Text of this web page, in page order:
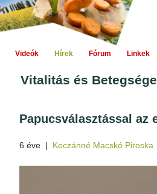
Videók Hírek Fórum Linkek
Vitalitás és
Papucsválasztással az
6 éve | Keczánné Macskó Piroska